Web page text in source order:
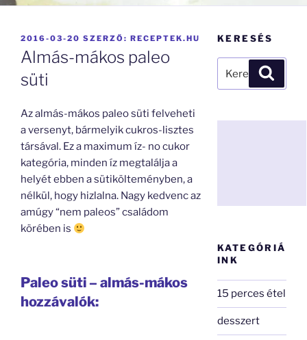
BEKÜLDVE:
2016-03-20 SZERZŐ: RECEPTEK.HU
Almás-mákos paleo
süti
Az almás-mákos paleo süti felveheti
a versenyt, bármelyik cukros-lisztes
társával. Ez a maximum íz- no cukor
kategória, minden íz megtalálja a
helyét ebben a sütikölteményben, a
nélkül, hogy hizlalna. Nagy kedvenc az
amúgy “nem paleos” családom
körében is
Paleo süti – almás-mákos
hozzávalók:
KERESÉS
Keresés
KATEGÓRIÁ
INK
15 perces étel
desszert